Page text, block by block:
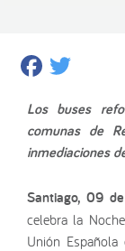
Los buses
comunas de
inmediaciones
Santiago, 09
celebra la
Unión